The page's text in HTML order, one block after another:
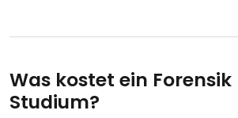
Was kostet ein Forensik
Studium?